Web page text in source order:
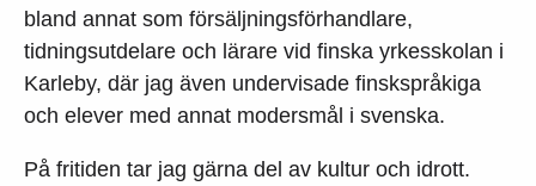
bland annat som försäljningsförhandlare,
tidningsutdelare och lärare vid finska yrkesskolan i
Karleby, där jag även undervisade finskspråkiga
och elever med annat modersmål i svenska.
På fritiden tar jag gärna del av kultur och idrott.